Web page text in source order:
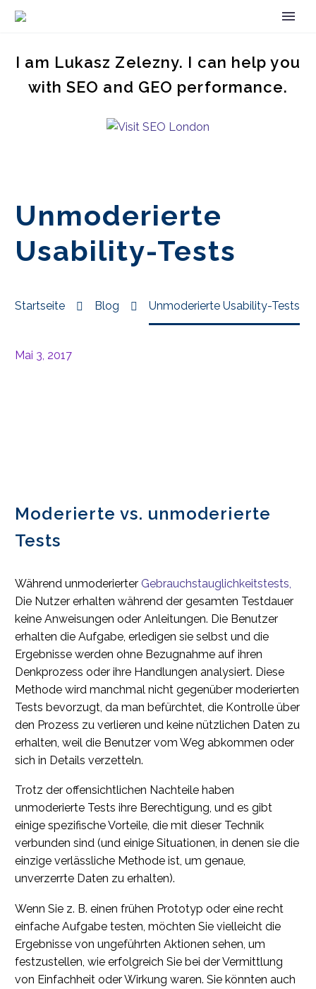
I am Lukasz Zelezny. I can help you
with SEO and GEO performance.
Unmoderierte
Usability-Tests
Startseite Blog Unmoderierte Usability-Tests
Mai 3, 2017
Moderierte vs. unmoderierte
Tests
Während unmoderierter Gebrauchstauglichkeitstests,
Die Nutzer erhalten während der gesamten Testdauer
keine Anweisungen oder Anleitungen. Die Benutzer
erhalten die Aufgabe, erledigen sie selbst und die
Ergebnisse werden ohne Bezugnahme auf ihren
Denkprozess oder ihre Handlungen analysiert. Diese
Methode wird manchmal nicht gegenüber moderierten
Tests bevorzugt, da man befürchtet, die Kontrolle über
den Prozess zu verlieren und keine nützlichen Daten zu
erhalten, weil die Benutzer vom Weg abkommen oder
sich in Details verzetteln.
Trotz der offensichtlichen Nachteile haben
unmoderierte Tests ihre Berechtigung, und es gibt
einige spezifische Vorteile, die mit dieser Technik
verbunden sind (und einige Situationen, in denen sie die
einzige verlässliche Methode ist, um genaue,
unverzerrte Daten zu erhalten).
Wenn Sie z. B. einen frühen Prototyp oder eine recht
einfache Aufgabe testen, möchten Sie vielleicht die
Ergebnisse von ungeführten Aktionen sehen, um
festzustellen, wie erfolgreich Sie bei der Vermittlung
von Einfachheit oder Wirkung waren. Sie könnten auch